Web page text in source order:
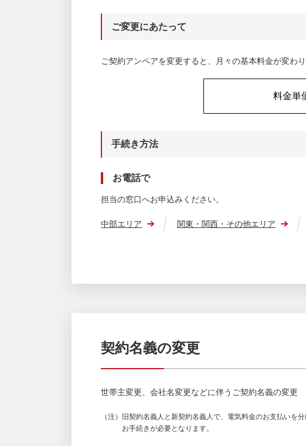
ご変更にあたって
ご契約アンペアを変更すると、月々の基本料金が変わり
料金単
手続き方法
お電話で
担当の窓口へお申込みください。
中部エリア 関東・関西・その他エリア
契約名義の変更
世帯主変更、会社名変更などに伴うご契約名義の変更
（注）旧契約名義人と新契約名義人で、電気料金のお支払いを
お手続きが必要となります。